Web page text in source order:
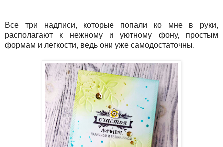
Все три надписи, которые попали ко мне в руки,
располагают к нежному и уютному фону, простым
формам и легкости, ведь они уже самодостаточны.